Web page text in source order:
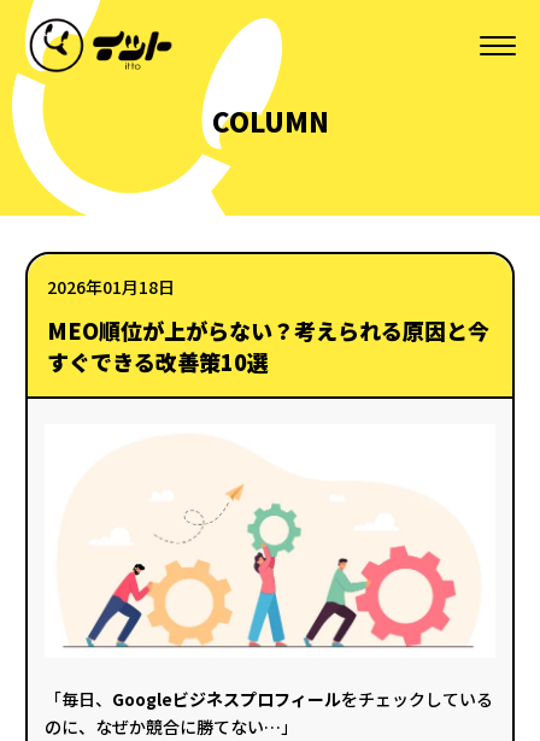
COLUMN
MEO順位が上がらない？考えられる原因と今
すぐできる改善策10選
2026年01月18日
「毎日、 Googleビジネスプロフィールをチェックしている
のに、なぜか競合に勝てない…」